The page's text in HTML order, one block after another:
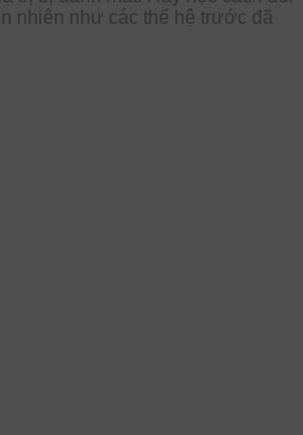
nhiên như các thế hệ trước đã